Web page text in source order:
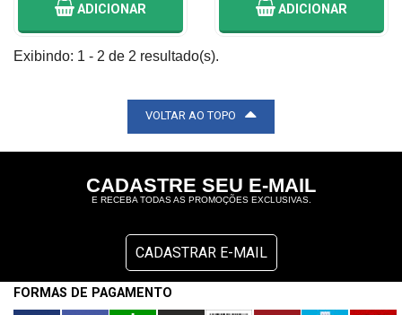
OFERTAS
LOCALIZAÇÃO
ADICIONAR ADICIONAR
Exibindo: 1 - 2 de 2 resultado(s).
VOLTAR AO TOPO
CADASTRE SEU E-MAIL
E RECEBA TODAS AS PROMOÇÕES EXCLUSIVAS.
CADASTRAR E-MAIL
FORMAS DE PAGAMENTO